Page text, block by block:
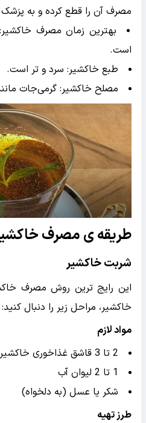
مصرف آن را قطع کرده و به پزشک
بهترین زمان مصرف
است.
طبع خاکشیر: سرد و تر است.
مصلح خاکشیر: گرمی‌جات
طریقه ی مصرف
شربت خاکشیر
این رایج ترین روش مصرف
خاکشیر، مراحل زیر را دنبال کنید:
مواد لازم
2 تا 3 قاشق غذاخوری خاکشیر
1 تا 2 لیوان آب
شکر یا عسل (به دلخواه)
طرز تهیه